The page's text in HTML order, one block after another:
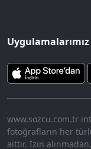
Uygulamalarımız
www.sozcu.com.tr
fotoğrafların her
aittir. İzin